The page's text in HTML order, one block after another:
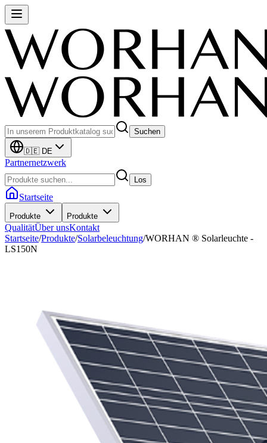
Suchen
🇩🇪 DE
Partnernetzwerk
Los
Startseite
Produkte Produkte
QualitätÜber unsKontakt
Startseite/Produkte/Solarbeleuchtung/WORHAN ® Solarleuchte -
LS150N